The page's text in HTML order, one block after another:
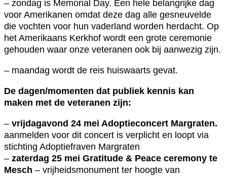
– zondag is Memorial Day. Een hele belangrijke dag
voor Amerikanen omdat deze dag alle gesneuvelde
die vochten voor hun vaderland worden herdacht. Op
het Amerikaans Kerkhof wordt een grote ceremonie
gehouden waar onze veteranen ook bij aanwezig zijn.
– maandag wordt de reis huiswaarts gevat.
De dagen/momenten dat publiek kennis kan
maken met de veteranen zijn:
– vrijdagavond 24 mei Adoptieconcert Margraten.
aanmelden voor dit concert is verplicht en loopt via
stichting Adoptiefraven Margraten
– zaterdag 25 mei Gratitude & Peace ceremony te
Mesch – vrijheidsmonument ter hoogte van